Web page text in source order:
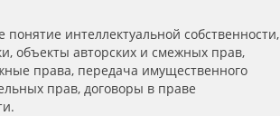
интеллектуальной собственности,
объекты авторских и смежных прав,
права, передача имущественного
прав, договоры в праве